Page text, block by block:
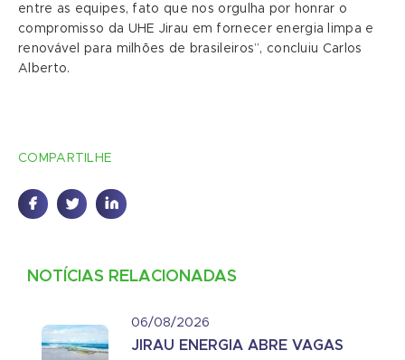
entre as equipes, fato que nos orgulha por honrar o
compromisso da UHE Jirau em fornecer energia limpa e
renovável para milhões de brasileiros”, concluiu Carlos
Alberto.
COMPARTILHE
NOTÍCIAS RELACIONADAS
06/08/2026
JIRAU ENERGIA ABRE VAGAS